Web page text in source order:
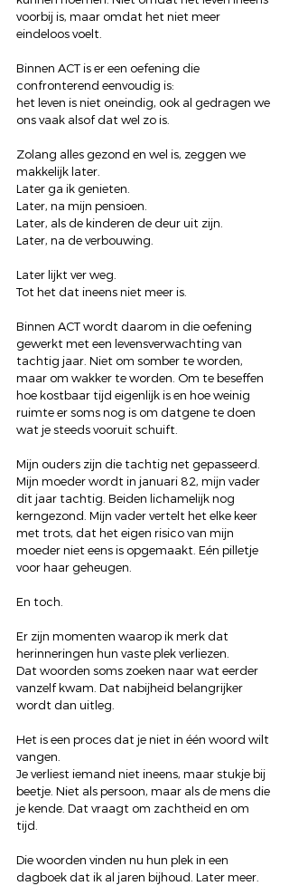
voorbij is, maar omdat het niet meer
eindeloos voelt.
Binnen ACT is er een oefening die
confronterend eenvoudig is:
het leven is niet oneindig, ook al gedragen we
ons vaak alsof dat wel zo is.
Zolang alles gezond en wel is, zeggen we
makkelijk later.
Later ga ik genieten.
Later, na mijn pensioen.
Later, als de kinderen de deur uit zijn.
Later, na de verbouwing.
Later lijkt ver weg.
Tot het dat ineens niet meer is.
Binnen ACT wordt daarom in die oefening
gewerkt met een levensverwachting van
tachtig jaar. Niet om somber te worden,
maar om wakker te worden. Om te beseffen
hoe kostbaar tijd eigenlijk is en hoe weinig
ruimte er soms nog is om datgene te doen
wat je steeds vooruit schuift.
Mijn ouders zijn die tachtig net gepasseerd.
Mijn moeder wordt in januari 82, mijn vader
dit jaar tachtig. Beiden lichamelijk nog
kerngezond. Mijn vader vertelt het elke keer
met trots, dat het eigen risico van mijn
moeder niet eens is opgemaakt. Eén pilletje
voor haar geheugen.
En toch.
Er zijn momenten waarop ik merk dat
herinneringen hun vaste plek verliezen.
Dat woorden soms zoeken naar wat eerder
vanzelf kwam. Dat nabijheid belangrijker
wordt dan uitleg.
Het is een proces dat je niet in één woord wilt
vangen.
Je verliest iemand niet ineens, maar stukje bij
beetje. Niet als persoon, maar als de mens die
je kende. Dat vraagt om zachtheid en om
tijd.
Die woorden vinden nu hun plek in een
dagboek dat ik al jaren bijhoud. Later meer.